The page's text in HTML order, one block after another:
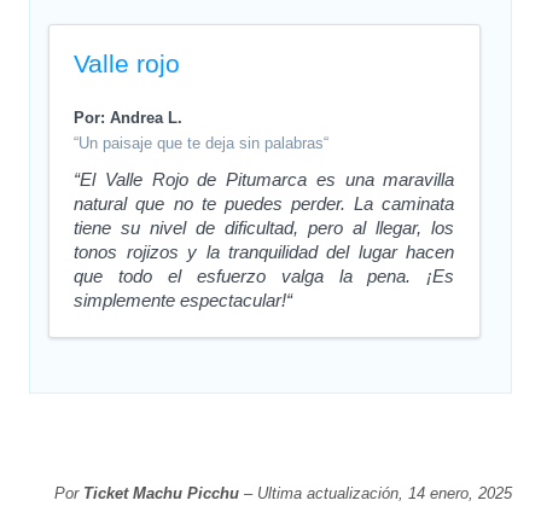
Valle rojo
Por: Andrea L.
“Un paisaje que te deja sin palabras“
“El Valle Rojo de Pitumarca es una maravilla
natural que no te puedes perder. La caminata
tiene su nivel de dificultad, pero al llegar, los
tonos rojizos y la tranquilidad del lugar hacen
que todo el esfuerzo valga la pena. ¡Es
simplemente espectacular!“
Por Ticket Machu Picchu– Ultima actualización, 14 enero, 2025